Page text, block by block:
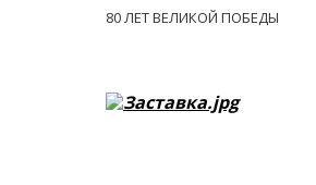
80 ЛЕТ ВЕЛИКОЙ ПОБЕДЫ